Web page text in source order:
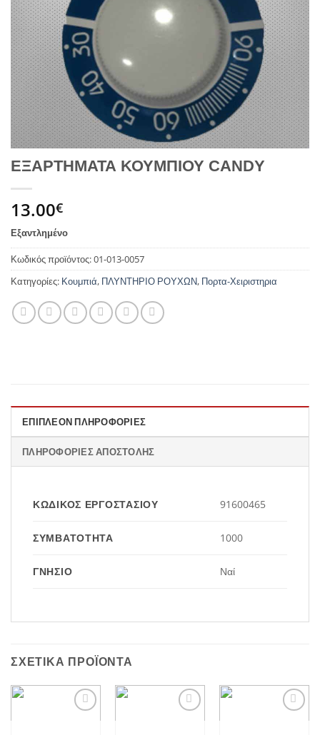
ΕΞΑΡΤΗΜΑΤΑ ΚΟΥΜΠΙΟΥ CANDY
13.00€
Εξαντλημένο
Κωδικός προϊόντος:01-013-0057
Κατηγορίες: Κουμπιά, ΠΛΥΝΤΗΡΙΟ ΡΟΥΧΩΝ, Πορτα-Χειριστηρια
ΕΠΙΠΛΈΟΝ ΠΛΗΡΟΦΟΡΊΕΣ
ΠΛΗΡΟΦΟΡΊΕΣ ΑΠΟΣΤΟΛΉΣ
ΚΩΔΙΚΌΣ ΕΡΓΟΣΤΑΣΊΟΥ 91600465
ΣΥΜΒΑΤΌΤΗΤΑ 1000
ΓΝΉΣΙΟ Ναί
ΣΧΕΤΙΚΆ ΠΡΟΪΌΝΤΑ